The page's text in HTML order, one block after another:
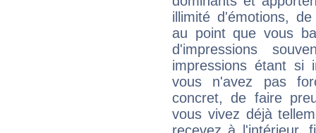
illimité d'émotions,
au point que vous
d'impressions
impressions étant si
vous n'avez pas
concret, de faire
vous vivez déjà